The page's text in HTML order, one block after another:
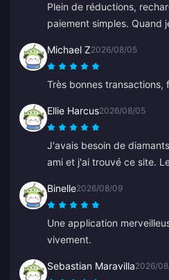
référence.
Plein de réductions,
paiement simples. Quand
économiser. Super pour
ai parlé à plusieurs amis.
Michael Z2026/08/05
Très bonnes transactions,
Ellie Harcus2026/08/05
J'avais besoin de
ami et j'ai trouvé ce site.
Binelle2026/08/09
Une application
vivement.
Sebastian Maravilla2026/